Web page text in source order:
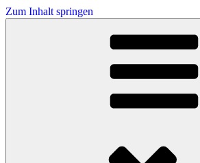
Zum Inhalt springen